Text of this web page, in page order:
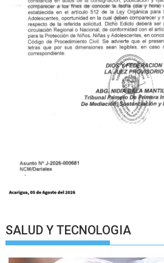
SALUD Y TECNOLOGIA